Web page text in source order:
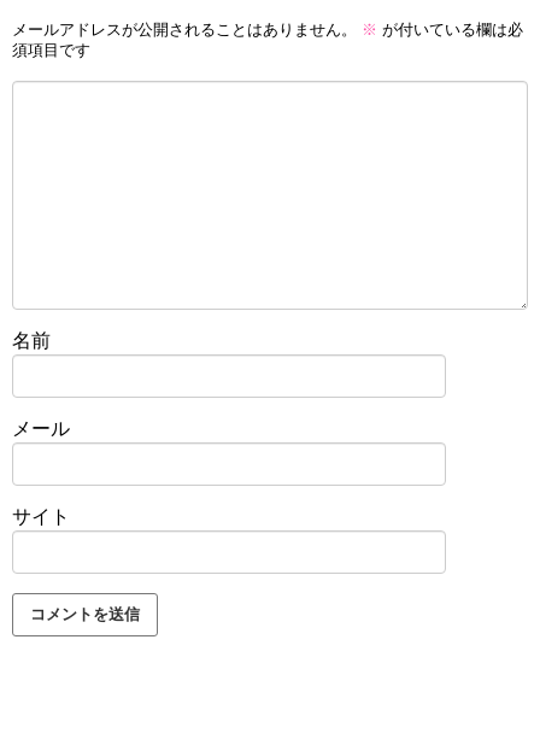
メールアドレスが公開されることはありません。 ※ が付いている欄は必
須項目です
名前
メール
サイト